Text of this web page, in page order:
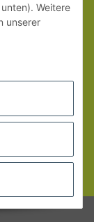
Weitere
unserer